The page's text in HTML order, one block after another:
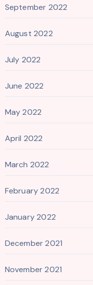
September 2022
August 2022
July 2022
June 2022
May 2022
April 2022
March 2022
February 2022
January 2022
December 2021
November 2021